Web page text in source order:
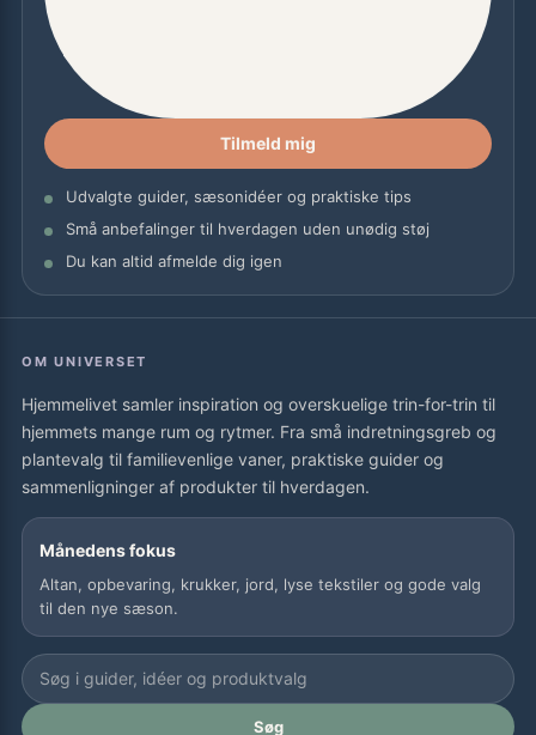
Tilmeld mig
Udvalgte guider, sæsonidéer og praktiske tips
Små anbefalinger til hverdagen uden unødig støj
Du kan altid afmelde dig igen
OM UNIVERSET
Hjemmelivet samler inspiration og overskuelige trin-for-trin til
hjemmets mange rum og rytmer. Fra små indretningsgreb og
plantevalg til familievenlige vaner, praktiske guider og
sammenligninger af produkter til hverdagen.
Månedens fokus
Altan, opbevaring, krukker, jord, lyse tekstiler og gode valg
til den nye sæson.
Søg